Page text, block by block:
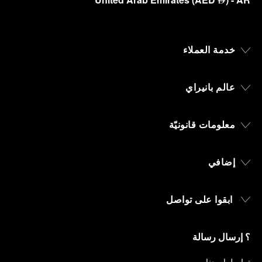
خدمة العملاء
عالم بانيراي
معلومات قانونيّة
إضافي
ابقوا على تواصل
؟ إرسال رسالة